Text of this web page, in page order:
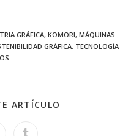
GRÁFICA, KOMORI, MÁQUINAS
GRÁFICA, TECNOLOGÍA
ARTÍCULO